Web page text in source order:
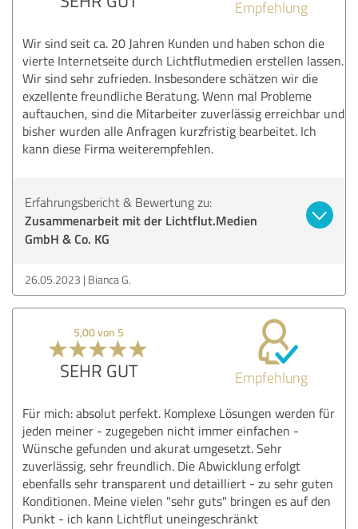
Empfehlung
Wir sind seit ca. 20 Jahren Kunden und haben schon die
vierte Internetseite durch Lichtflutmedien erstellen lassen.
Wir sind sehr zufrieden. Insbesondere schätzen wir die
exzellente freundliche Beratung. Wenn mal Probleme
auftauchen, sind die Mitarbeiter zuverlässig erreichbar und
bisher wurden alle Anfragen kurzfristig bearbeitet. Ich
kann diese Firma weiterempfehlen.
Erfahrungsbericht & Bewertung zu:
Zusammenarbeit mit der Lichtflut.Medien
GmbH & Co. KG
26.05.2023 Bianca G.
5,00 von 5
SEHR GUT Empfehlung
Für mich: absolut perfekt. Komplexe Lösungen werden für
jeden meiner - zugegeben nicht immer einfachen -
Wünsche gefunden und akurat umgesetzt. Sehr
zuverlässig, sehr freundlich. Die Abwicklung erfolgt
ebenfalls sehr transparent und detailliert - zu sehr guten
Konditionen. Meine vielen "sehr guts" bringen es auf den
Punkt - ich kann Lichtflut uneingeschränkt